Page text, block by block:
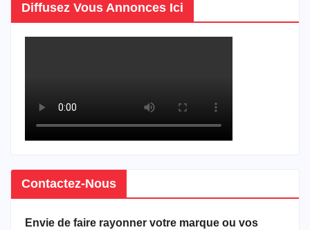
Diffusez Vous Annonces Ici
Contactez-Nous
Envie de faire rayonner votre marque ou vos